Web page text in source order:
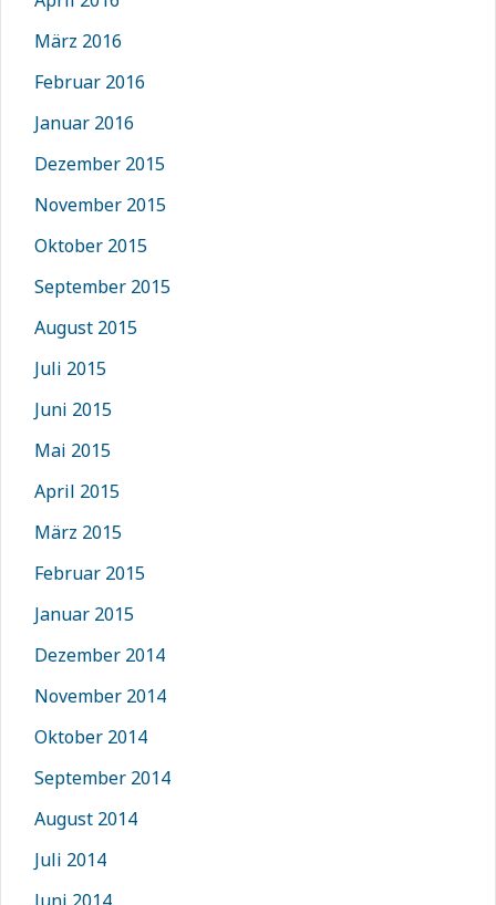
März 2016
Februar 2016
Januar 2016
Dezember 2015
November 2015
Oktober 2015
September 2015
August 2015
Juli 2015
Juni 2015
Mai 2015
April 2015
März 2015
Februar 2015
Januar 2015
Dezember 2014
November 2014
Oktober 2014
September 2014
August 2014
Juli 2014